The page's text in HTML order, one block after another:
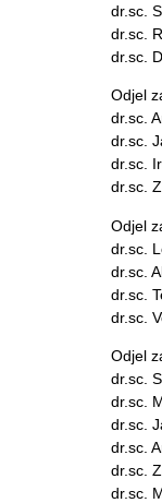
dr.sc.
dr.sc.
dr.sc.
Odjel
dr.sc.
dr.sc.
dr.sc.
dr.sc.
Odjel
dr.sc.
dr.sc.
dr.sc.
dr.sc.
Odjel
dr.sc.
dr.sc.
dr.sc.
dr.sc.
dr.sc.
dr.sc.